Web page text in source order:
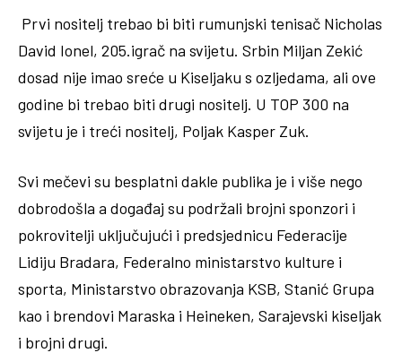
Prvi nositelj trebao bi biti rumunjski tenisač Nicholas
David Ionel, 205.igrač na svijetu. Srbin Miljan Zekić
dosad nije imao sreće u Kiseljaku s ozljedama, ali ove
godine bi trebao biti drugi nositelj. U TOP 300 na
svijetu je i treći nositelj, Poljak Kasper Zuk.
Svi mečevi su besplatni dakle publika je i više nego
dobrodošla a događaj su podržali brojni sponzori i
pokrovitelji uključujući i predsjednicu Federacije
Lidiju Bradara, Federalno ministarstvo kulture i
sporta, Ministarstvo obrazovanja KSB, Stanić Grupa
kao i brendovi Maraska i Heineken, Sarajevski kiseljak
i brojni drugi.